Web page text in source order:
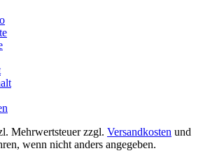
Mehrwertsteuer zzgl. Versandkosten und
wenn nicht anders angegeben.